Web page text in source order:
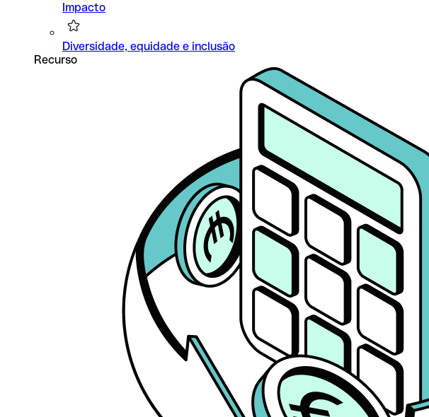
Impacto
Diversidade, equidade e inclusão
Recurso